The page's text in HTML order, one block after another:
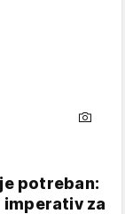
potreban:
imperativ za